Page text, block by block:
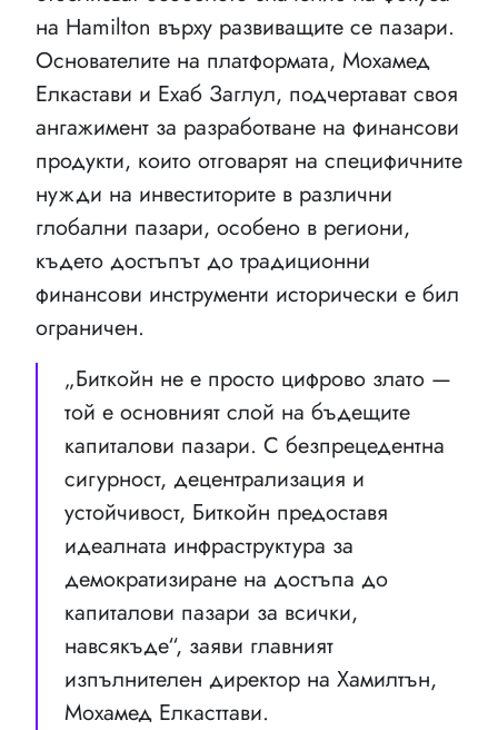
на Hamilton върху развиващите се пазари.
Основателите на платформата, Мохамед
Елкастави и Ехаб Заглул, подчертават своя
ангажимент за разработване на финансови
продукти, които отговарят на специфичните
нужди на инвеститорите в различни
глобални пазари, особено в региони,
където достъпът до традиционни
финансови инструменти исторически е бил
ограничен.
„Биткойн не е просто цифрово злато —
той е основният слой на бъдещите
капиталови пазари. С безпрецедентна
сигурност, децентрализация и
устойчивост, Биткойн предоставя
идеалната инфраструктура за
демократизиране на достъпа до
капиталови пазари за всички,
навсякъде“, заяви главният
изпълнителен директор на Хамилтън,
Мохамед Елкасттави.